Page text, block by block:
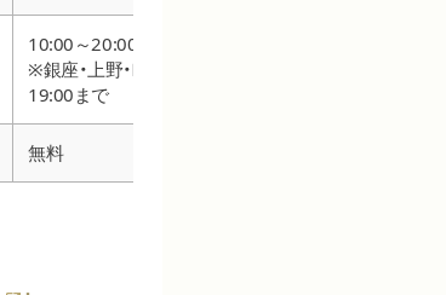
10:00～20:00
※銀座・上野・町田は
19:00まで
無料